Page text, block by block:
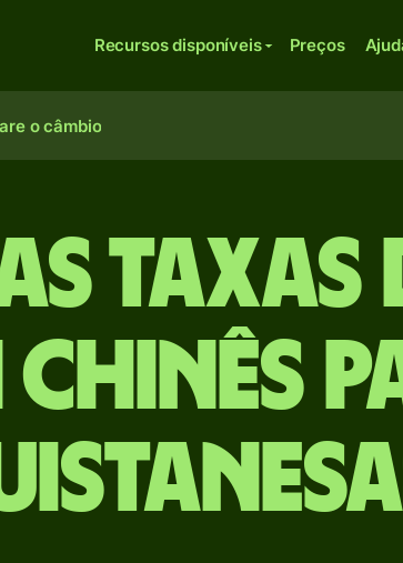
Recursos disponíveis Preços
o câmbio
taxas